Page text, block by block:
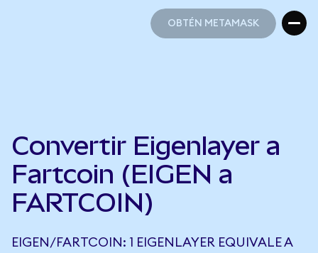
OBTÉN METAMASK
Convertir Eigenlayer a
Fartcoin (EIGEN a
FARTCOIN)
EIGEN/FARTCOIN: 1 EIGENLAYER EQUIVALE A